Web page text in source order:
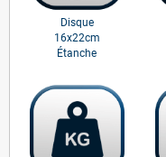
Disque
16x22cm
Étanche